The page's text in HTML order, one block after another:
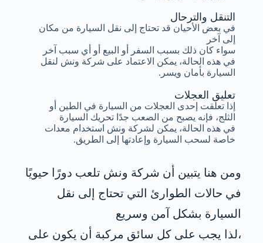
تعليق العجلات
إذا تعلقت إحدى العجلات من السيارة في الطين أو
الثلج، فإنه يصبح من الصعب جدًا تحريك السيارة
في هذه الحالة، يمكن لشركة ونش استخدام معدات
خاصة لسحب السيارة وإعادتها إلى الطريق.
التنقل والترحال
في بعض الأحيان قد تحتاج إلى نقل السيارة من مكان
إلى آخر
سواء كان ذلك بسبب السفر أو البيع أو أي سبب آخر
في هذه الحالة، يمكن الاعتماد على شركة ونش لنقل
السيارة بأمان ويسر.
ومن هنا يتبين أن شركة ونش تلعب دورًا حيويًا
في حالات الطوارئ التي تحتاج إلى نقل
السيارة بشكل آمن وسريع
،لذا يجب على كل سائق مركبة أن يكون على